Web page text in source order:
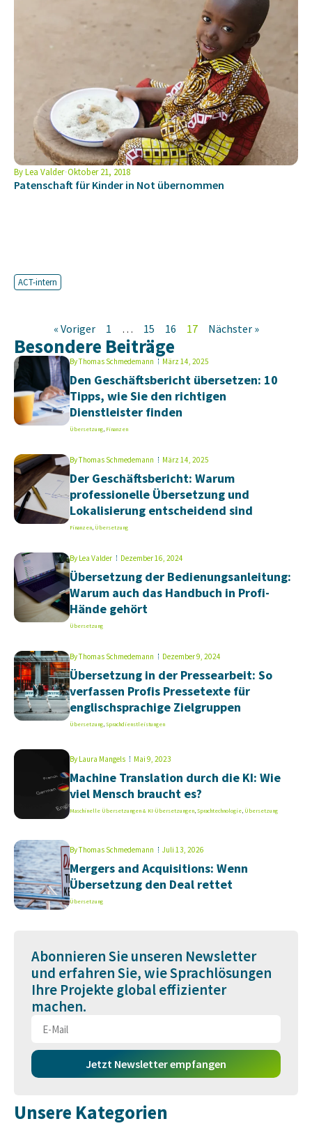
ByLea Valder Oktober 21, 2018
Patenschaft für Kinder in Not übernommen
ACT-intern
« Voriger 1 … 15 16 17 Nächster »
Besondere Beiträge
ByThomas Schmedemann März 14, 2025
Den Geschäftsbericht übersetzen: 10
Tipps, wie Sie den richtigen
Dienstleister finden
Übersetzung, Finanzen
ByThomas Schmedemann März 14, 2025
Der Geschäftsbericht: Warum
professionelle Übersetzung und
Lokalisierung entscheidend sind
Finanzen, Übersetzung
By Lea Valder Dezember 16, 2024
Übersetzung der Bedienungsanleitung:
Warum auch das Handbuch in Profi-
Hände gehört
Übersetzung
ByThomas Schmedemann Dezember 9, 2024
Übersetzung in der Pressearbeit: So
verfassen Profis Pressetexte für
englischsprachige Zielgruppen
Übersetzung,Sprachdienstleistungen
By Laura Mangels Mai 9, 2023
Machine Translation durch die KI: Wie
viel Mensch braucht es?
Maschinelle Übersetzungen & KI-Übersetzungen,Sprachtechnologie, Übersetzung
ByThomas Schmedemann Juli 13, 2026
Mergers and Acquisitions: Wenn
Übersetzung den Deal rettet
Übersetzung
Abonnieren Sie unseren Newsletter
und erfahren Sie, wie Sprachlösungen
Ihre Projekte global effizienter
machen.
Jetzt Newsletter empfangen
Unsere Kategorien